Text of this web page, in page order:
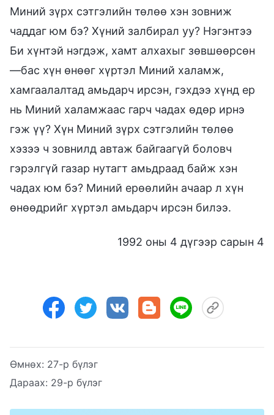
Миний зүрх сэтгэлийн төлөө хэн зовниж
чаддаг юм бэ? Хүний залбирал уу? Нэгэнтээ
Би хүнтэй нэгдэж, хамт алхахыг зөвшөөрсөн
—бас хүн өнөөг хүртэл Миний халамж,
хамгаалалтад амьдарч ирсэн, гэхдээ хүнд ер
нь Миний халамжаас гарч чадах өдөр ирнэ
гэж үү? Хүн Миний зүрх сэтгэлийн төлөө
хэзээ ч зовнилд автаж байгаагүй боловч
гэрэлгүй газар нутагт амьдраад байж хэн
чадах юм бэ? Миний ерөөлийн ачаар л хүн
өнөөдрийг хүртэл амьдарч ирсэн билээ.
1992 оны 4 дүгээр сарын 4
Өмнөх: 27-р бүлэг
Дараах: 29-р бүлэг